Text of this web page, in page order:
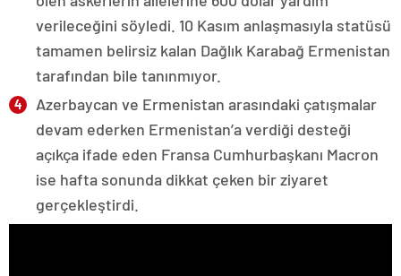
verileceğini söyledi. 10 Kasım anlaşmasıyla statüsü
tamamen belirsiz kalan Dağlık Karabağ Ermenistan
tarafından bile tanınmıyor.
Azerbaycan ve Ermenistan arasındaki çatışmalar
devam ederken Ermenistan’a verdiği desteği
açıkça ifade eden Fransa Cumhurbaşkanı Macron
ise hafta sonunda dikkat çeken bir ziyaret
gerçekleştirdi.